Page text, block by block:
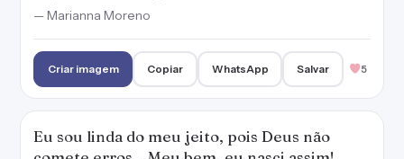
— Marianna Moreno
Criar imagem Copiar WhatsApp Salvar 5
Eu sou linda do meu jeito, pois Deus não